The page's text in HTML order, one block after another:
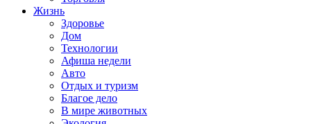
Жизнь
Здоровье
Дом
Технологии
Афиша недели
Авто
Отдых и туризм
Благое дело
В мире животных